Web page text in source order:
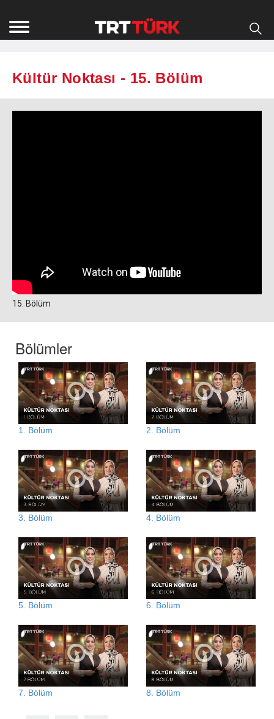
Kültür Noktası - 15. Bölüm
15. Bölüm
Bölümler
1. Bölüm 2. Bölüm
3. Bölüm 4. Bölüm
5. Bölüm 6. Bölüm
7. Bölüm 8. Bölüm